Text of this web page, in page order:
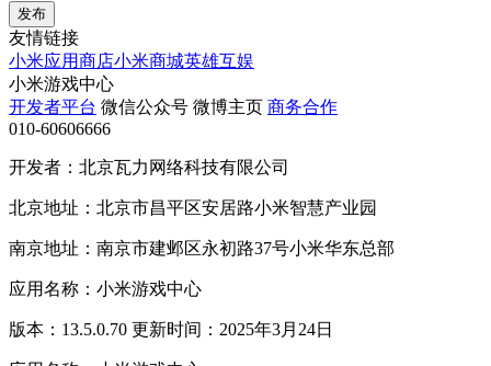
发布
友情链接
小米应用商店小米商城英雄互娱
小米游戏中心
开发者平台 微信公众号 微博主页 商务合作
010-60606666
开发者：北京瓦力网络科技有限公司
北京地址：北京市昌平区安居路小米智慧产业园
南京地址：南京市建邺区永初路37号小米华东总部
应用名称：小米游戏中心
版本：13.5.0.70 更新时间：2025年3月24日